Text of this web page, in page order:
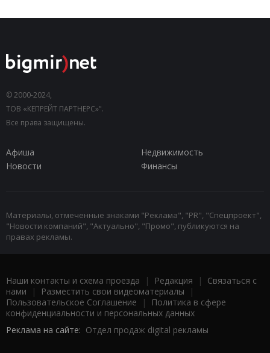
© 2000-2024,
ТОВ «КЕПРЕЙТ ПАРТНЕРС»".
Все права защищены.
Афиша
Недвижимость
Новости
Финансы
Материалы, отмеченные знаками "Реклама", "PR", "Спецпроект",
"Новости компаний", "Актуально", "Промо", публикуются на
правах рекламы.
Наши контакты и схема проезда | Редакция | Связаться с
нами | Разместить свои видеоматериалы |
Пользовательское Соглашение |
Политика в сфере
конфиденциальности и персональных данных
Реклама на сайте: Отдел продаж digital рекламы